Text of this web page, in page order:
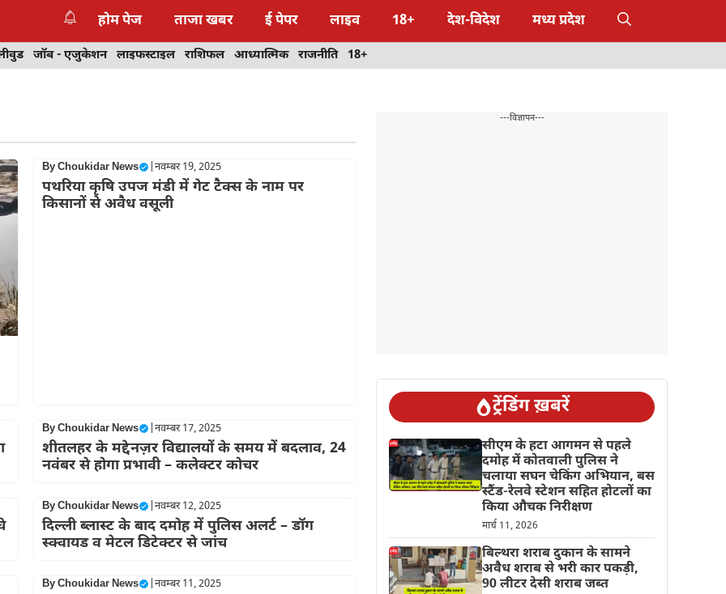
होम पेज ताजा खबर ई पेपर लाइव 18+ देश-विदेश मध्य प्रदेश
जॉब - एजुकेशन लाइफस्टाइल राशिफल आध्यात्मिक राजनीति 18+
ByChoukidar News | नवम्बर 19, 2025
पथरिया कृषि उपज मंडी में गेट टैक्स के नाम पर
किसानों से अवैध वसूली
ByChoukidar News | नवम्बर 17, 2025
शीतलहर के मद्देनज़र विद्यालयों के समय में बदलाव, 24
नवंबर से होगा प्रभावी – कलेक्टर कोचर
ByChoukidar News | नवम्बर 12, 2025
दिल्ली ब्लास्ट के बाद दमोह में पुलिस अलर्ट – डॉग
स्क्वायड व मेटल डिटेक्टर से जांच
ByChoukidar News | नवम्बर 11, 2025
---विज्ञापन---
ट्रेंडिंग ख़बरें
सीएम के हटा आगमन से पहले
दमोह में कोतवाली पुलिस ने
चलाया सघन चेकिंग अभियान, बस
स्टैंड-रेलवे स्टेशन सहित होटलों का
किया औचक निरीक्षण
मार्च 11, 2026
बिल्थरा शराब दुकान के सामने
अवैध शराब से भरी कार पकड़ी,
90 लीटर देसी शराब जब्त